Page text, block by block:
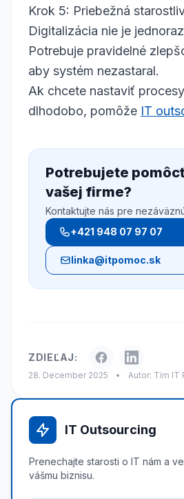
Krok 5: Priebežná
Digitalizácia nie je
Potrebuje pravidelné
aby systém nezastaral.
Ak chcete nastaviť
dlhodobo, pomôže IT
Potrebujete
vašej firme?
Kontaktujte nás pre
+421 948 07 97 07
linka@itpomoc.sk
ZDIEĽAJ:
28. December 2025 • Autor: Tím IT
IT Outsourcing
Prenechajte starosti o IT nám a
vášmu biznisu.